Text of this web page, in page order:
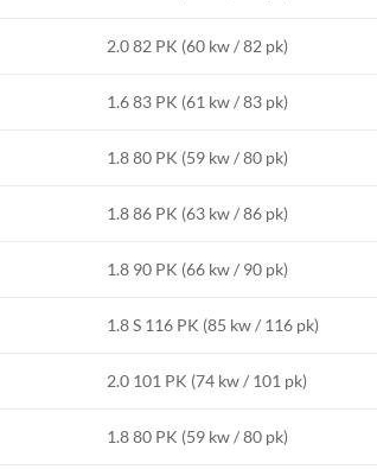
2.0 82 PK (60 kw / 82 pk)
1.6 83 PK (61 kw / 83 pk)
1.8 80 PK (59 kw / 80 pk)
1.8 86 PK (63 kw / 86 pk)
1.8 90 PK (66 kw / 90 pk)
1.8 S 116 PK (85 kw / 116 pk)
2.0 101 PK (74 kw / 101 pk)
1.8 80 PK (59 kw / 80 pk)